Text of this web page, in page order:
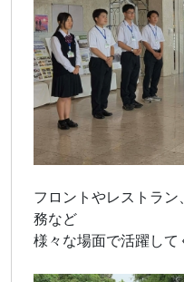
フロントやレストラ
務など
様々な場面で活躍して